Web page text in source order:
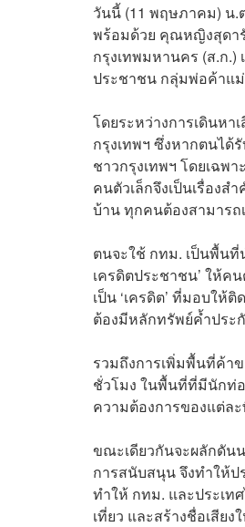
วันนี้ (11 พฤษภาคม) น.
พร้อมด้วย คุณหญิงสุดา
กรุงเทพมหานคร (ส.ก.)
ประชาชน กลุ่มพ่อค้าแม่
โดยระหว่างการเดินห
กรุงเทพฯ ซึ่งหากตนได้
ชาวกรุงเทพฯ โดยเฉพ
คนตัวเล็กจึงเป็นเรื่อง
บ้าน ทุกคนต้องสามารถ
ตนจะใช้ กทม. เป็นพื้นที่
เครดิตประชาชน’ ให้ค
เป็น ‘เครดิต’ ที่มอบให้
ต้องมีหลักทรัพย์ค้ำประ
รวมถึงการเพิ่มพื้นที่ค้า
ชั่วโมง ในพื้นที่ที่มีนักท่อ
ความต้องการของแต่ล
ขณะเดียวกันจะผลักดันน
การสนับสนุน จึงทำให้ป
ทำให้ กทม. และประเท
เที่ยว และสร้างชื่อเสีย